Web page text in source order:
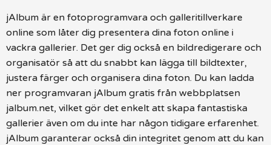
jAlbum är en fotoprogramvara och galleritillverkare
online som låter dig presentera dina foton online i
vackra gallerier. Det ger dig också en bildredigerare och
organisatör så att du snabbt kan lägga till bildtexter,
justera färger och organisera dina foton. Du kan ladda
ner programvaran jAlbum gratis från webbplatsen
jalbum.net, vilket gör det enkelt att skapa fantastiska
gallerier även om du inte har någon tidigare erfarenhet.
jAlbum garanterar också din integritet genom att du kan